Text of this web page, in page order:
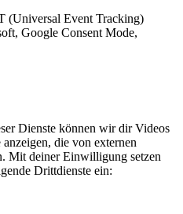
(Universal Event Tracking)
Google Consent Mode,
Dienste können wir dir Videos
die von externen
Mit deiner Einwilligung setzen
Drittdienste ein: